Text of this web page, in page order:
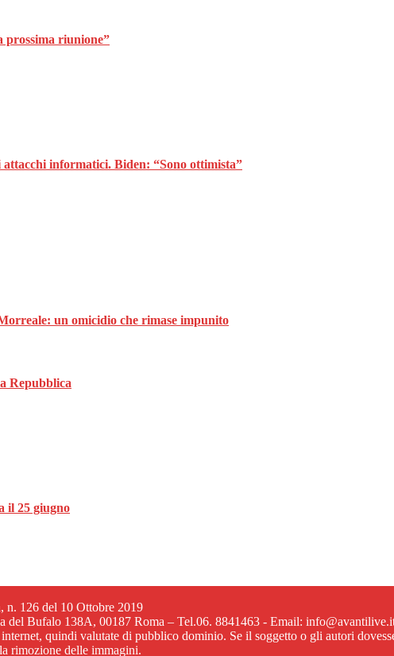
riunione”
informatici. Biden: “Sono ottimista”
un omicidio che rimase impunito
Repubblica
il 25 giugno
n. 126 del 10 Ottobre 2019
del Bufalo 138A, 00187 Roma – Tel.06. 8841463 - Email:
quindi valutate di pubblico dominio. Se il soggetto o gli autori
rimozione delle immagini.